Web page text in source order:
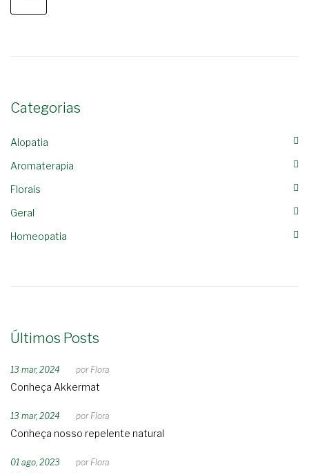
Categorias
Alopatia
Aromaterapia
Florais
Geral
Homeopatia
Últimos Posts
13 mar, 2024 por Flora
Conheça Akkermat
13 mar, 2024 por Flora
Conheça nosso repelente natural
01 ago, 2023 por Flora